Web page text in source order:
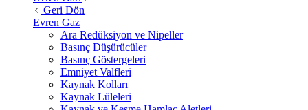
Geri Dön
Evren Gaz
Ara Redüksiyon ve Nipeller
Basınç Düşürücüler
Basınç Göstergeleri
Emniyet Valfleri
Kaynak Kolları
Kaynak Lüleleri